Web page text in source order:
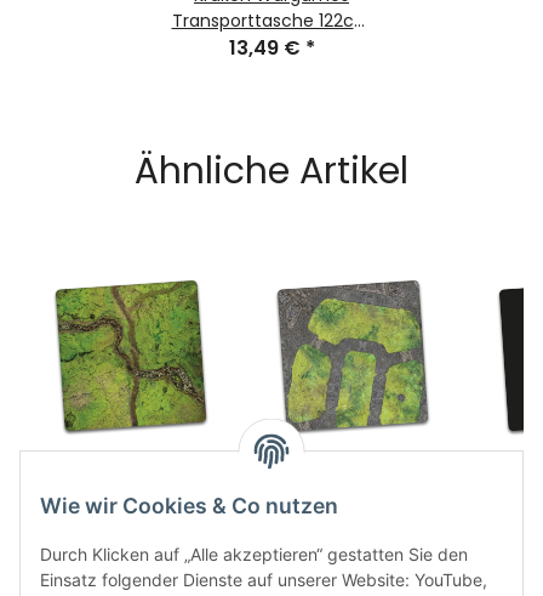
Transporttasche 122cm
für Gaming Mats
13,49 € *
Ähnliche Artikel
River Valley 4x4
Cobblestone Park
59,49 €
Plain
Wie wir Cookies & Co nutzen
Durch Klicken auf „Alle akzeptieren“ gestatten Sie den
Einsatz folgender Dienste auf unserer Website: YouTube,